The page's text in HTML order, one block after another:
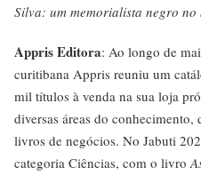
Silva: um memorialista negro
Appris Editora: Ao longo de
curitibana Appris reuniu um
mil títulos à venda na sua loja
diversas áreas do
livros de negócios. No Jabuti
categoria Ciências, com o livro